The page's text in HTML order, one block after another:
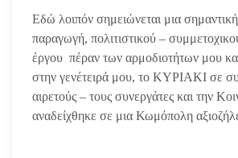
Εδώ λοιπόν σημειώνεται μια
παραγωγή, πολιτιστικού –
έργου πέραν των αρμοδιοτήτων μου
στην γενέτειρά μου, το ΚΥΡΙΑΚΙ σε
αιρετούς – τους συνεργάτες και την
αναδείχθηκε σε μια Κωμόπολη